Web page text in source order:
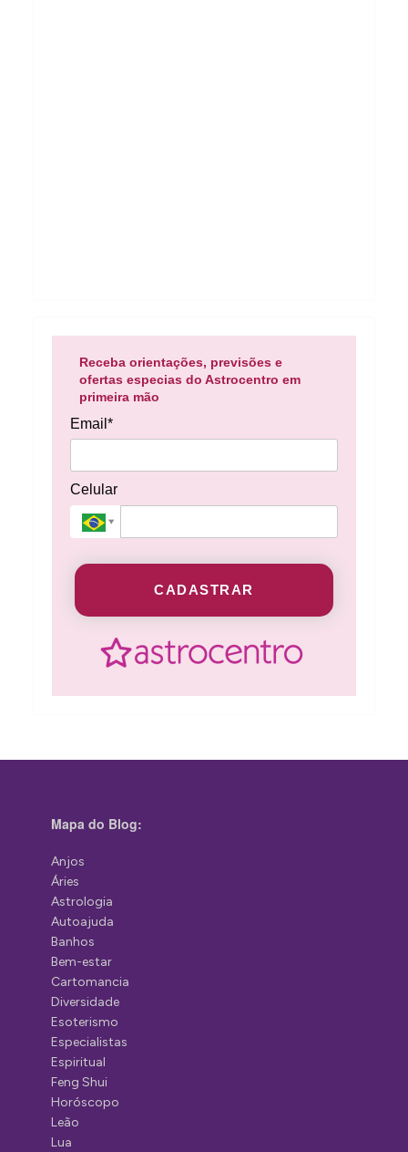
Receba orientações, previsões e
ofertas especias do Astrocentro em
primeira mão
Email*
Celular
CADASTRAR
Mapa do Blog:
Anjos
Áries
Astrologia
Autoajuda
Banhos
Bem-estar
Cartomancia
Diversidade
Esoterismo
Especialistas
Espiritual
Feng Shui
Horóscopo
Leão
Lua